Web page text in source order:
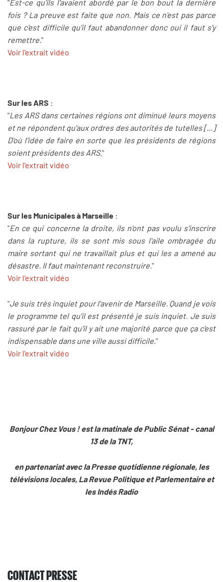
"Est-ce qu'ils l'avaient abordé par le bon bout la dernière
fois ? La preuve est faite que non. Mais ce n'est pas parce
que c'est difficile qu'il faut abandonner donc oui il faut s'y
remettre. "
Voir l'extrait vidéo
Sur les ARS :
"Les ARS dans certaines régions ont diminué leurs moyens
et ne répondent qu'aux ordres des autorités de tutelles [...]
D'où l'idée de faire en sorte que les présidents de régions
soient présidents des ARS."
Voir l'extrait vidéo
Sur les Municipales à Marseille :
"En ce qui concerne la droite, ils n'ont pas voulu s'inscrire
dans la rupture, ils se sont mis sous l'aile ombragée du
maire sortant qui ne travaillait plus et qui les a amené au
désastre. Il faut maintenant reconstruire."
Voir l'extrait vidéo
"Je suis très inquiet pour l'avenir de Marseille. Quand je vois
le programme tel qu'il est présenté je suis inquiet. Je suis
rassuré par le fait qu'il y ait une majorité parce que ça c'est
indispensable dans une ville aussi difficile. "
Voir l'extrait vidéo
Bonjour Chez Vous ! est la matinale de Public Sénat - canal
13 de la TNT,
en partenariat avec la Presse quotidienne régionale, les
télévisions locales, La Revue Politique et Parlementaireet
les Indés Radio
CONTACT PRESSE